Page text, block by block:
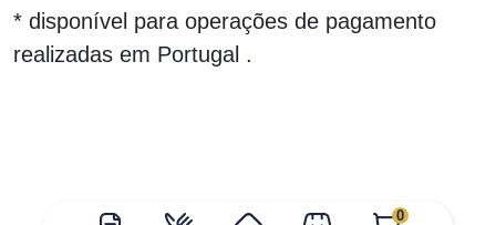
0
* disponível para operações de pagamento
realizadas em Portugal .